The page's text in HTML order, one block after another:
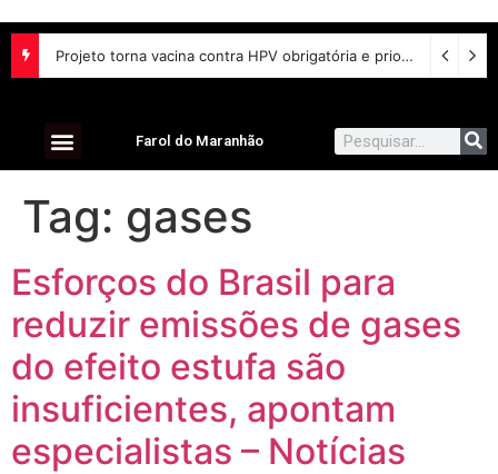
Projeto torna vacina contra HPV obrigatória e prioriza testes moleculares para câncer de colo do útero
Farol do Maranhão
Tag: gases
Esforços do Brasil para
reduzir emissões de gases
do efeito estufa são
insuficientes, apontam
especialistas – Notícias